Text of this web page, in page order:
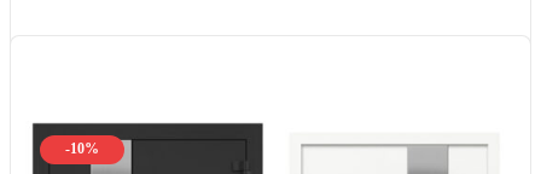
-10%